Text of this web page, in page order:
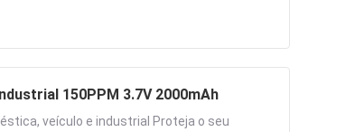
150PPM 3.7V 2000mAh
veículo e industrial Proteja o seu